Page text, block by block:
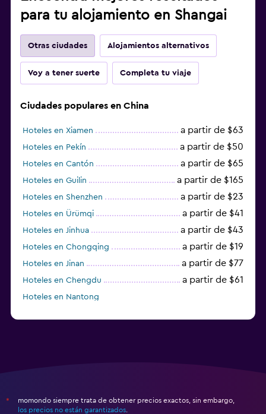
para tu alojamiento en Shangai
Otras ciudades Alojamientos alternativos
Voy a tener suerte Completa tu viaje
Ciudades populares en China
Hoteles en Xiamen a partir de $63
Hoteles en Pekín a partir de $50
Hoteles en Cantón a partir de $65
Hoteles en Guilin a partir de $165
Hoteles en Shenzhen a partir de $23
Hoteles en Ürümqi a partir de $41
Hoteles en Jinhua a partir de $43
Hoteles en Chongqing a partir de $19
Hoteles en Jinan a partir de $77
Hoteles en Chengdu a partir de $61
Hoteles en Nantong
*
momondo siempre trata de obtener precios exactos, sin embargo,
los precios no están garantizados